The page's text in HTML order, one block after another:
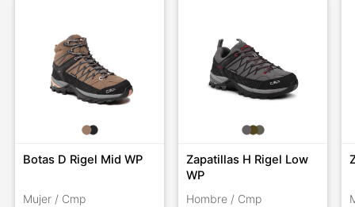
Botas D Rigel Mid WP
Mujer / Cmp
Zapatillas H Rigel Low
WP
Hombre / Cmp